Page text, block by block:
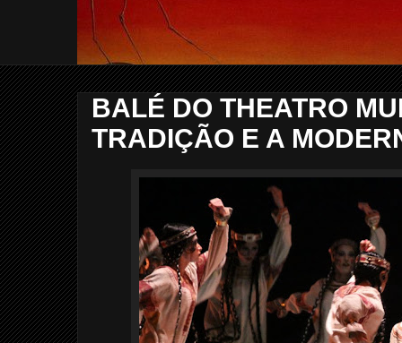
BALÉ DO THEATRO
TRADIÇÃO E A